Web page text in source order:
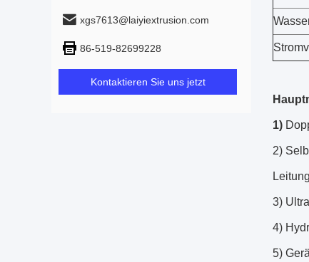
xgs7613@laiyiextrusion.com
86-519-82699228
Kontaktieren Sie uns jetzt
1)
2)
3)
4)
5)